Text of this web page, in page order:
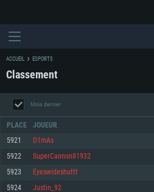
CONFIGURATION
ACCUEIL ESPORTS
Classement
Mois dernier
PLACE JOUEUR
5921 D1mAs
5922 SuperCannon81932
5923 Eyeswideshuttt
5924 Justin_92